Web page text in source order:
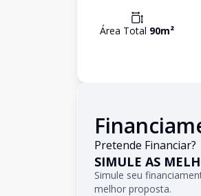
Área Total 90m²
Pretende Financiar?
SIMULE AS
Simule seu
melhor proposta.